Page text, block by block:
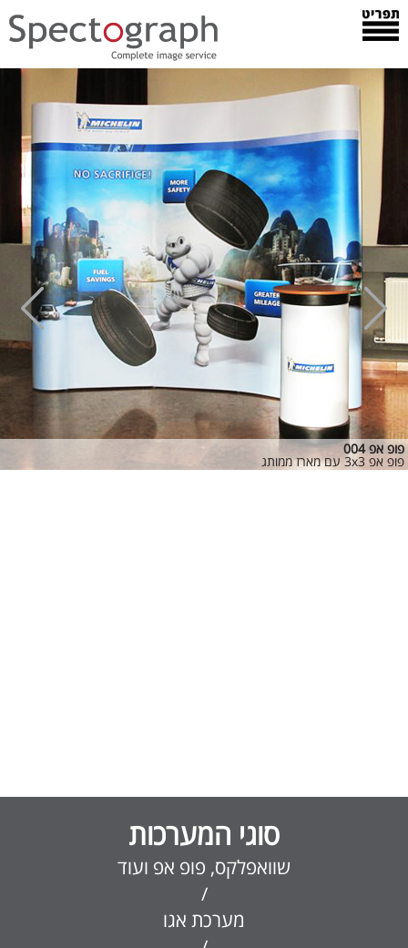
פופ אפ 004
פופ אפ 3x3 עם מארז ממותג
סוגי המערכות
שוואפלקס, פופ אפ ועוד
/
מערכת אגו